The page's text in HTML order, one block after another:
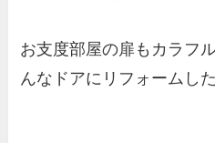
お支度部屋の扉もカラフ
んなドアにリフォームし